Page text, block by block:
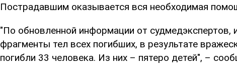
Пострадавшим оказывается вся необходимая
"По обновленной информации от судмедэкспертов,
фрагменты тел всех погибших, в результате
погибли 33 человека. Из них – пятеро детей", –